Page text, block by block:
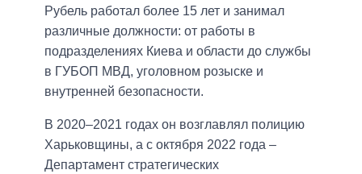
Рубель работал более 15 лет и занимал
различные должности: от работы в
подразделениях Киева и области до службы
в ГУБОП МВД, уголовном розыске и
внутренней безопасности.
В 2020–2021 годах он возглавлял полицию
Харьковщины, а с октября 2022 года –
Департамент стратегических